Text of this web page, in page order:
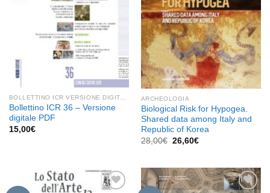
BOLLETTINO ICR VERSIONE DIGITALE
Bollettino ICR 36 – Versione
digitale PDF
15,00€
ARCHEOLOGIA
Biological Risk for Hypogea.
Shared data among Italy and
Republic of Korea
28,00€ Il
prezzo
28,00€.
26,60€Il
26,60€.